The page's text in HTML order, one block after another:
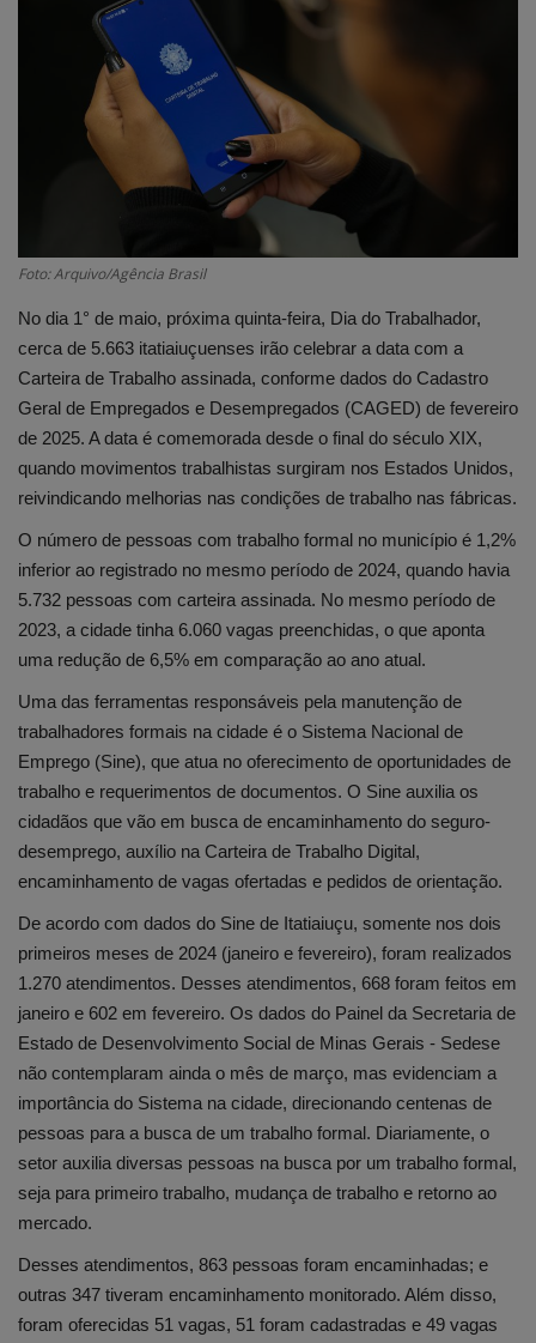
Edições em PDF
Foto: Arquivo/Agência Brasil
No dia 1° de maio, próxima quinta-feira, Dia do Trabalhador,
cerca de 5.663 itatiaiuçuenses irão celebrar a data com a
Carteira de Trabalho assinada, conforme dados do Cadastro
Geral de Empregados e Desempregados (CAGED) de fevereiro
de 2025. A data é comemorada desde o final do século XIX,
quando movimentos trabalhistas surgiram nos Estados Unidos,
reivindicando melhorias nas condições de trabalho nas fábricas.
O número de pessoas com trabalho formal no município é 1,2%
inferior ao registrado no mesmo período de 2024, quando havia
5.732 pessoas com carteira assinada. No mesmo período de
2023, a cidade tinha 6.060 vagas preenchidas, o que aponta
uma redução de 6,5% em comparação ao ano atual.
Uma das ferramentas responsáveis pela manutenção de
trabalhadores formais na cidade é o Sistema Nacional de
Emprego (Sine), que atua no oferecimento de oportunidades de
trabalho e requerimentos de documentos. O Sine auxilia os
cidadãos que vão em busca de encaminhamento do seguro-
desemprego, auxílio na Carteira de Trabalho Digital,
encaminhamento de vagas ofertadas e pedidos de orientação.
De acordo com dados do Sine de Itatiaiuçu, somente nos dois
primeiros meses de 2024 (janeiro e fevereiro), foram realizados
1.270 atendimentos. Desses atendimentos, 668 foram feitos em
janeiro e 602 em fevereiro. Os dados do Painel da Secretaria de
Estado de Desenvolvimento Social de Minas Gerais - Sedese
não contemplaram ainda o mês de março, mas evidenciam a
importância do Sistema na cidade, direcionando centenas de
pessoas para a busca de um trabalho formal. Diariamente, o
setor auxilia diversas pessoas na busca por um trabalho formal,
seja para primeiro trabalho, mudança de trabalho e retorno ao
mercado.
Desses atendimentos, 863 pessoas foram encaminhadas; e
outras 347 tiveram encaminhamento monitorado. Além disso,
foram oferecidas 51 vagas, 51 foram cadastradas e 49 vagas